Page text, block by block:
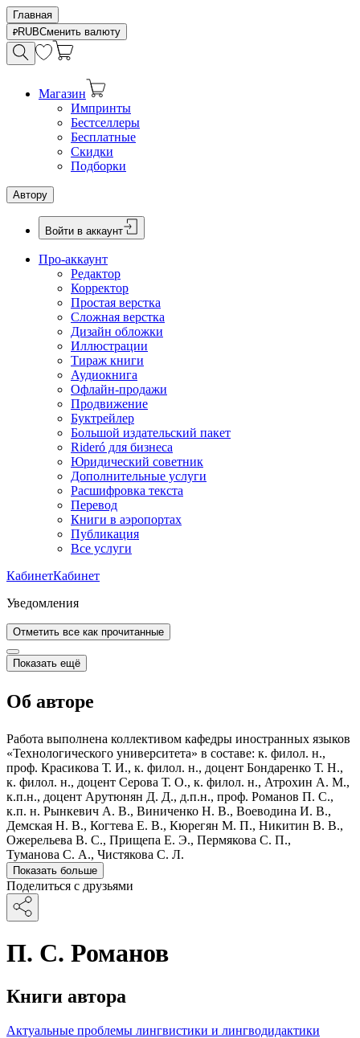
Главная
RUBСменить валюту
Магазин
Импринты
Бестселлеры
Бесплатные
Скидки
Подборки
Автору
Войти в аккаунт
Про-аккаунт
Редактор
Корректор
Простая верстка
Сложная верстка
Дизайн обложки
Иллюстрации
Тираж книги
Аудиокнига
Офлайн-продажи
Продвижение
Буктрейлер
Большой издательский пакет
Rideró для бизнеса
Юридический советник
Дополнительные услуги
Расшифровка текста
Перевод
Книги в аэропортах
Публикация
Все услуги
КабинетКабинет
Уведомления
Отметить все как прочитанные
Показать ещё
Об авторе
Работа выполнена коллективом кафедры иностранных языков
«Технологического университета» в составе: к. филол. н.,
проф. Красикова Т. И., к. филол. н., доцент Бондаренко Т. Н.,
к. филол. н., доцент Серова Т. О., к. филол. н., Атрохин А. М.,
к.п.н., доцент Арутюнян Д. Д., д.п.н., проф. Романов П. С.,
к.п. н. Рынкевич А. В., Виниченко Н. В., Воеводина И. В.,
Демская Н. В., Когтева Е. В., Кюрегян М. П., Никитин В. В.,
Ожерельева В. С., Прищепа Е. Э., Пермякова С. П.,
Туманова С. А., Чистякова С. Л.
Показать больше
Поделиться с друзьями
П. С. Романов
Книги автора
Актуальные проблемы лингвистики и лингводидактики